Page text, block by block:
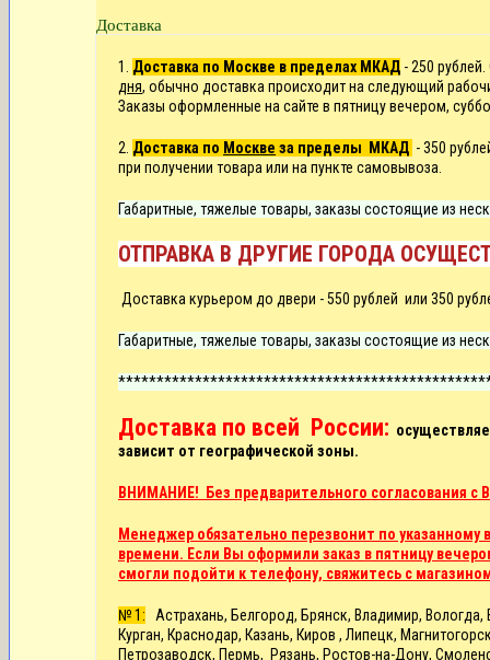
Доставка
1. Доставка по Москве в пределах МКАД - 250
дня, обычно доставка происходит на следующий
Заказы оформленные на сайте в пятницу вечером,
2. Доставка по Москве за пределы МКАД - 350
при получении товара или на пункте самовывоза.
Габаритные, тяжелые товары, заказы состоящие из
ОТПРАВКА В ДРУГИЕ ГОРОДА
Доставка курьером до двери -550 рублей или 350
Габаритные, тяжелые товары, заказы состоящие из
Доставка по всей России:
зависит от географической зоны.
ВНИМАНИЕ! Без предварительного согласования с
Менеджер обязательно перезвонит по указанному
времени. Если Вы оформили заказ в пятницу
смогли подойти к телефону, свяжитесь с
№ 1: Астрахань, Белгород, Брянск, Владимир,
Курган, Краснодар, Казань, Киров , Липецк,
Петрозаводск, Пермь, Рязань, Ростов-на-Дону,